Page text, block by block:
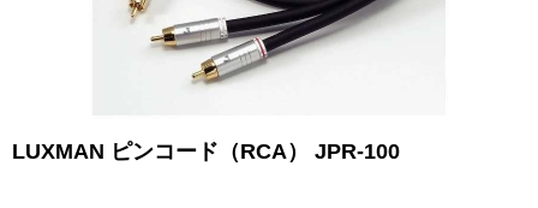
LUXMAN ピンコード（RCA） JPR-100